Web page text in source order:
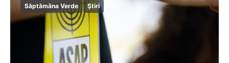
Săptămâna Verde Știri